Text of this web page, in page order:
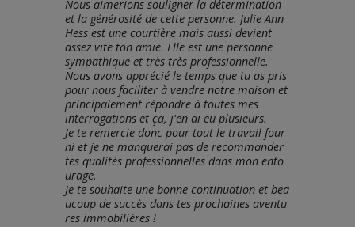
Nous aimerions souligner la détermination
et la générosité de cette personne. Julie Ann
Hess est une courtière mais aussi devient
assez vite ton amie. Elle est une personne
sympathique et très très professionnelle.
Nous avons apprécié le temps que tu as pris
pour nous faciliter à vendre notre maison et
principalement répondre à toutes mes
interrogations et ça, j'en ai eu plusieurs.
Je te remercie donc pour tout le travail four
ni et je ne manquerai pas de recommander
tes qualités professionnelles dans mon ento
urage.
Je te souhaite une bonne continuation et bea
ucoup de succès dans tes prochaines aventu
res immobilières !